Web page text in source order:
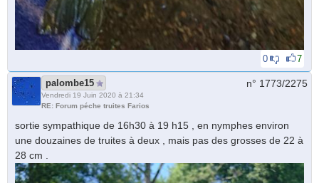
0 7
palombe15
Vendredi 19 Juin 2020 à 21:34
RE: Forum péche truites Farios
n° 1773/2275
sortie sympathique de 16h30 à 19 h15 , en nymphes environ
une douzaines de truites à deux , mais pas des grosses de 22 à
28 cm .